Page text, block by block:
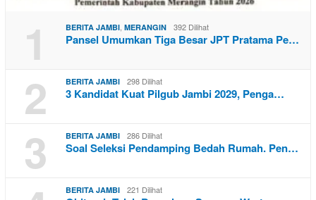
1 BERITA JAMBI, MERANGIN 392 Dilihat
Pansel Umumkan Tiga Besar JPT Pratama Pe…
2 BERITA JAMBI 298 Dilihat
3 Kandidat Kuat Pilgub Jambi 2029, Penga…
3 BERITA JAMBI 286 Dilihat
Soal Seleksi Pendamping Bedah Rumah. Pen…
BERITA JAMBI 221 Dilihat